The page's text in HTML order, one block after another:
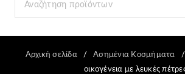
Αρχική σελίδα / Ασημένια Κοσμήματα /
οικογένεια με λευκές